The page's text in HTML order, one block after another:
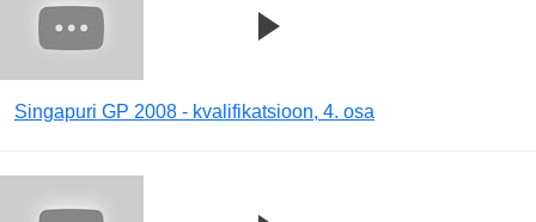
Singapuri GP 2008 - kvalifikatsioon, 4. osa